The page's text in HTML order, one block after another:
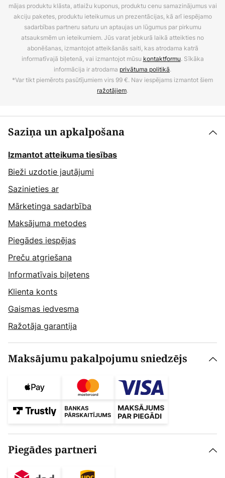
mājas produktu klāsta, atlaižu kuponus, produktu cenu samazinājumus vai
akciju paketes, produktu ieteikumus un prezentācijas, kā arī iespējamo
sadarbības partneru saturu un aptaujas un lūgumus par pirkumu
atsauksmēm un ieteikumiem. Jūs varat jebkurā laikā atteikties no
abonēšanas, izmantojot atteikšanās saiti, kas atrodama katrā
informatīvajā biļetenā, vai izmantojot mūsu kontaktformu. Sīkāka
informācija ir atrodama privātuma politikā.
*Var tikt piemērots pasūtījumiem virs 99 €. Nav iespējams izmantot šiem
ražotājiem.
Saziņa un apkalpošana
Izmantot atteikuma tiesības
Bieži uzdotie jautājumi
Sazinieties ar
Mārketinga sadarbība
Maksājuma metodes
Piegādes iespējas
Preču atgriešana
Informatīvais biļetens
Klienta konts
Gaismas iedvesma
Ražotāja garantija
Maksājumu pakalpojumu sniedzējs
Piegādes partneri